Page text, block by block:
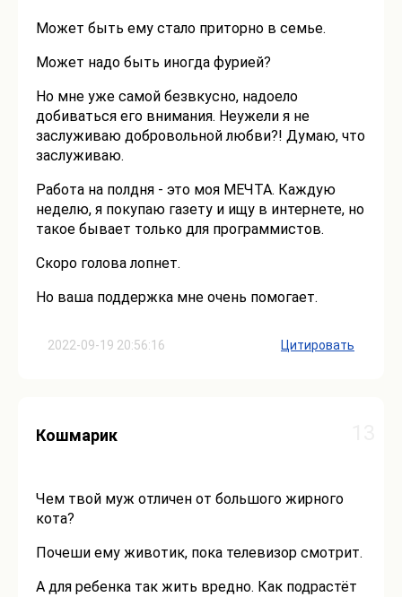
2022-09-19 20:56:16
Может быть ему стало приторно в семье.
Может надо быть иногда фурией?
Но мне уже самой безвкусно, надоело
добиваться его внимания. Неужели я не
заслуживаю добровольной любви?! Думаю, что
заслуживаю.
Работа на полдня - это моя МЕЧТА. Каждую
неделю, я покупаю газету и ищу в интернете, но
такое бывает только для программистов.
Скоро голова лопнет.
Но ваша поддержка мне очень помогает.
Цитировать
Кошмарик
Чем твой муж отличен от большого жирного
кота?
Почеши ему животик, пока телевизор смотрит.
А для ребенка так жить вредно. Как подрастёт